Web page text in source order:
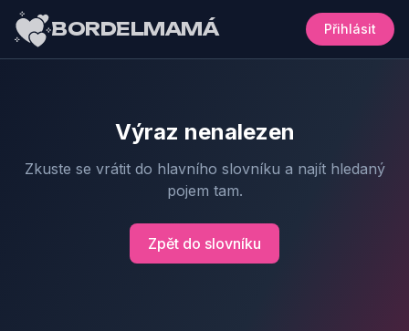
BORDELMAMÁ Přihlásit
Výraz nenalezen
Zkuste se vrátit do hlavního slovníku a najít hledaný
pojem tam.
Zpět do slovníku